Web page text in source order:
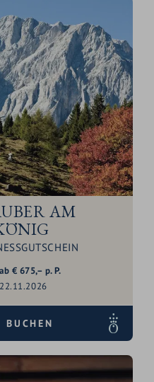
AM
ab € 675,– p. P.
BUCHEN